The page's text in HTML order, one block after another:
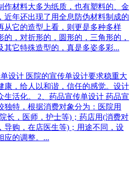
作材料大多为纸质，也有塑料的、金
近年还出现了用全息防伪材料制成的
从它的造型上看，则更是多种多样
的，对折形的，圆形的，三角形的，
其它特殊造型的，真是多姿多彩...
设计 医院的宣传单设计要求稳重大
康，给人以和谐，信任的感觉。设计
生活化。 2、药品宣传单设计 药品宣
独特，根据消费对象分为：医院用
长，医师，护士等)；药店用(消费对
导购，在店医生等)；用途不同，设
应的调整。...